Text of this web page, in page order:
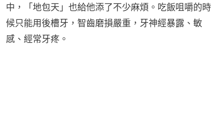
中，「地包天」也給他添了不少麻煩。吃飯咀嚼的時
候只能用後槽牙，智齒磨損嚴重，牙神經暴露、敏
感、經常牙疼。